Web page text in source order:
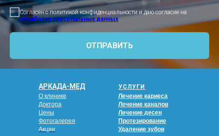
Согласен с политикой конфиденциальности и даю согласие на
обработку персональных данных
ОТПРАВИТЬ
О клинике
Доктора
Цены
Фотогалерея
Акции
УСЛУГИ
Лечение кариеса
Лечение каналов
Лечение десен
Протезирование
Удаление зубов
АРКАДА-МЕД